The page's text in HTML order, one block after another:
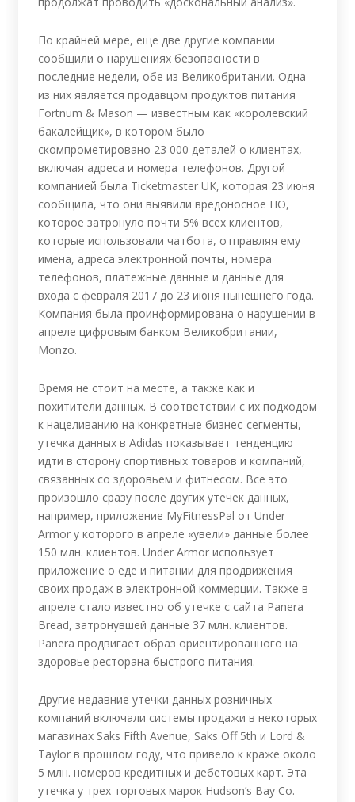
По крайней мере, еще две другие компании
сообщили о нарушениях безопасности в
последние недели, обе из Великобритании. Одна
из них является продавцом продуктов питания
Fortnum & Mason — известным как «королевский
бакалейщик», в котором было
скомпрометировано 23 000 деталей о клиентах,
включая адреса и номера телефонов. Другой
компанией была Ticketmaster UK, которая 23 июня
сообщила, что они выявили вредоносное ПО,
которое затронуло почти 5% всех клиентов,
которые использовали чатбота, отправляя ему
имена, адреса электронной почты, номера
телефонов, платежные данные и данные для
входа с февраля 2017 до 23 июня нынешнего года.
Компания была проинформирована о нарушении в
апреле цифровым банком Великобритании,
Monzo.
Время не стоит на месте, а также как и
похитители данных. В соответствии с их подходом
к нацеливанию на конкретные бизнес-сегменты,
утечка данных в Adidas показывает тенденцию
идти в сторону спортивных товаров и компаний,
связанных со здоровьем и фитнесом. Все это
произошло сразу после других утечек данных,
например, приложение MyFitnessPal от Under
Armor у которого в апреле «увели» данные более
150 млн. клиентов. Under Armor использует
приложение о еде и питании для продвижения
своих продаж в электронной коммерции. Также в
апреле стало известно об утечке с сайта Panera
Bread, затронувшей данные 37 млн. клиентов.
Panera продвигает образ ориентированного на
здоровье ресторана быстрого питания.
Другие недавние утечки данных розничных
компаний включали системы продажи в некоторых
магазинах Saks Fifth Avenue, Saks Off 5th и Lord &
Taylor в прошлом году, что привело к краже около
5 млн. номеров кредитных и дебетовых карт. Эта
утечка у трех торговых марок Hudson’s Bay Co.